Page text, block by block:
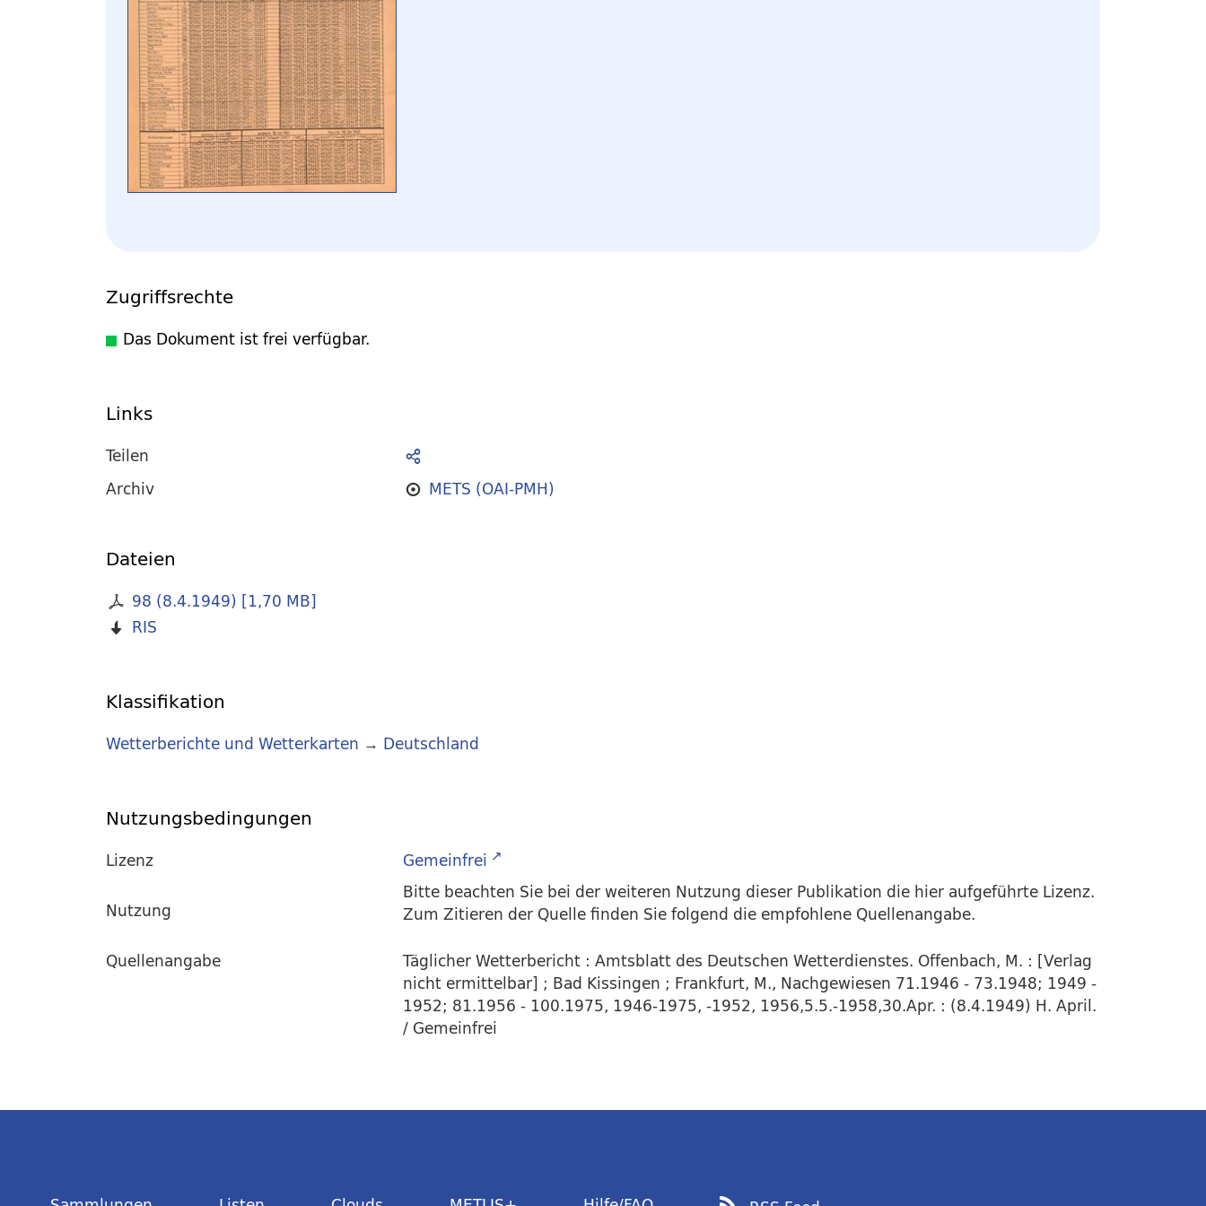
Zugriffsrechte
Das Dokument ist frei verfügbar.
Links
Teilen
Archiv
METS (OAI-PMH)
Dateien
98 (8.4.1949) [1,70 MB]
RIS
Klassifikation
Wetterberichte und Wetterkarten → Deutschland
Nutzungsbedingungen
Lizenz
Gemeinfrei
Nutzung
Bitte beachten Sie bei der weiteren Nutzung dieser Publikation die hier aufgeführte Lizenz.
Zum Zitieren der Quelle finden Sie folgend die empfohlene Quellenangabe.
Quellenangabe
Täglicher Wetterbericht : Amtsblatt des Deutschen Wetterdienstes. Offenbach, M. : [Verlag
nicht ermittelbar] ; Bad Kissingen ; Frankfurt, M., Nachgewiesen 71.1946 - 73.1948; 1949 -
1952; 81.1956 - 100.1975, 1946-1975, -1952, 1956,5.5.-1958,30.Apr. : (8.4.1949) H. April.
/ Gemeinfrei